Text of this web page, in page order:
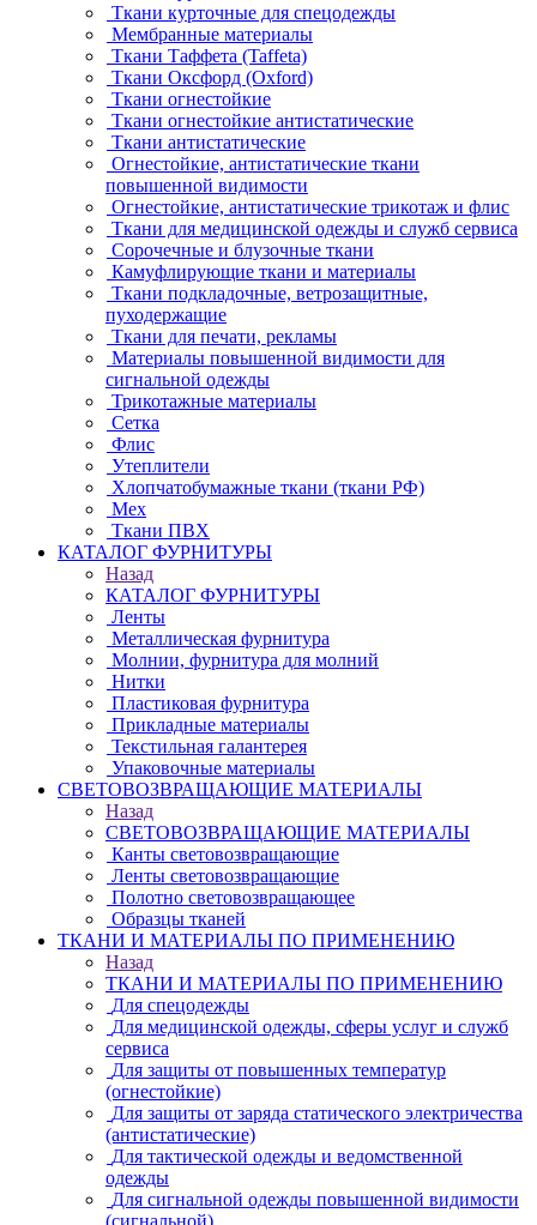
Ткани курточные для спецодежды
Мембранные материалы
Ткани Таффета (Taffeta)
Ткани Оксфорд (Oxford)
Ткани огнестойкие
Ткани огнестойкие антистатические
Ткани антистатические
Огнестойкие, антистатические ткани
повышенной видимости
Огнестойкие, антистатические трикотаж и флис
Ткани для медицинской одежды и служб сервиса
Сорочечные и блузочные ткани
Камуфлирующие ткани и материалы
Ткани подкладочные, ветрозащитные,
пуходержащие
Ткани для печати, рекламы
Материалы повышенной видимости для
сигнальной одежды
Трикотажные материалы
Сетка
Флис
Утеплители
Хлопчатобумажные ткани (ткани РФ)
Мех
Ткани ПВХ
КАТАЛОГ ФУРНИТУРЫ
Назад
КАТАЛОГ ФУРНИТУРЫ
Ленты
Металлическая фурнитура
Молнии, фурнитура для молний
Нитки
Пластиковая фурнитура
Прикладные материалы
Текстильная галантерея
Упаковочные материалы
СВЕТОВОЗВРАЩАЮЩИЕ МАТЕРИАЛЫ
Назад
СВЕТОВОЗВРАЩАЮЩИЕ МАТЕРИАЛЫ
Канты световозвращающие
Ленты световозвращающие
Полотно световозвращающее
Образцы тканей
ТКАНИ И МАТЕРИАЛЫ ПО ПРИМЕНЕНИЮ
Назад
ТКАНИ И МАТЕРИАЛЫ ПО ПРИМЕНЕНИЮ
Для спецодежды
Для медицинской одежды, сферы услуг и служб
сервиса
Для защиты от повышенных температур
(огнестойкие)
Для защиты от заряда статического электричества
(антистатические)
Для тактической одежды и ведомственной
одежды
Для сигнальной одежды повышенной видимости
(сигнальной)